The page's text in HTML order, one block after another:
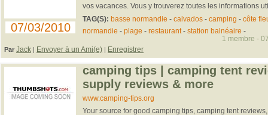
07/03/2010
vos vacances. Vous y trouverez toutes les informations
TAG(S): basse normandie - calvados- camping - côte
normandie - plage - restaurant- station balnéaire -
Par Jack | Envoyer à un Ami(e) | Enregistrer
1 membre -
camping tips | camping tent
supply reviews & more
www.camping-tips.org
Your source for good camping tips, camping tent